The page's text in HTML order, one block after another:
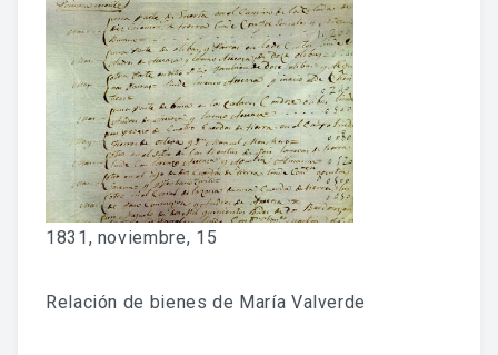
Fondo Histórico
Fondo Notarial
Catálogos Y Cuadros De Clasificación
Categorías
Libros De Actas
Reales Provisiones
1831, noviembre, 15
Relación de bienes de María Valverde